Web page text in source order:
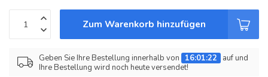
Zum Warenkorb hinzufügen
Geben Sie Ihre Bestellung innerhalb von 16:01:22
auf und
Ihre Bestellung wird noch heute versendet!